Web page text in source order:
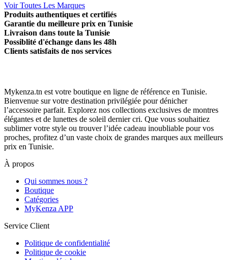
Voir Toutes Les Marques
Produits authentiques et certifiés
Garantie du meilleure prix en Tunisie
Livraison dans toute la Tunisie
Possiblité d'échange dans les 48h
Clients satisfaits de nos services
Mykenza.tn est votre boutique en ligne de référence en Tunisie.
Bienvenue sur votre destination privilégiée pour dénicher
l’accessoire parfait. Explorez nos collections exclusives de montres
élégantes et de lunettes de soleil dernier cri. Que vous souhaitiez
sublimer votre style ou trouver l’idée cadeau inoubliable pour vos
proches, profitez d’un vaste choix de grandes marques aux meilleurs
prix en Tunisie.
À propos
Qui sommes nous ?
Boutique
Catégories
MyKenza APP
Service Client
Politique de confidentialité
Politique de cookie